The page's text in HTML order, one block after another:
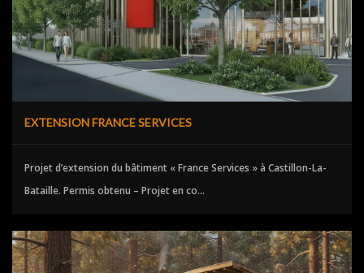
EXTENSION FRANCE SERVICES
Projet d’extension du bâtiment « France Services » à Castillon-La-
Bataille. Permis obtenu – Projet en co...